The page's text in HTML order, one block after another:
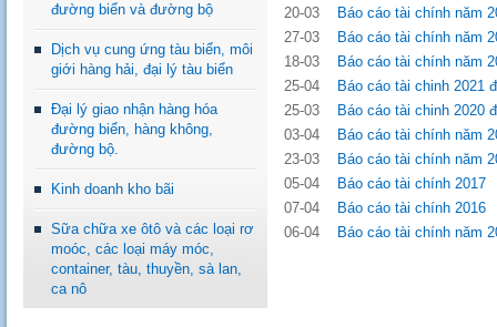
đường biển và đường bộ
Dịch vụ cung ứng tàu biển, môi
giới hàng hải, đại lý tàu biển
Đại lý giao nhận hàng hóa
đường biển, hàng không,
đường bộ.
Kinh doanh kho bãi
Sữa chữa xe ôtô và các loại rơ
moóc, các loại máy móc,
container, tàu, thuyền, sà lan,
ca nô
20-03 Báo cáo tài chính năm
27-03 Báo cáo tài chính năm
18-03 Báo cáo tài chính năm
25-04 Báo cáo tài chinh 2021
25-03 Báo cáo tài chinh 2020
03-04 Báo cáo tài chính năm
23-03 Báo cáo tài chính năm
05-04 Báo cáo tài chính 2017
07-04 Báo cáo tài chính 2016
06-04 Báo cáo tài chính năm